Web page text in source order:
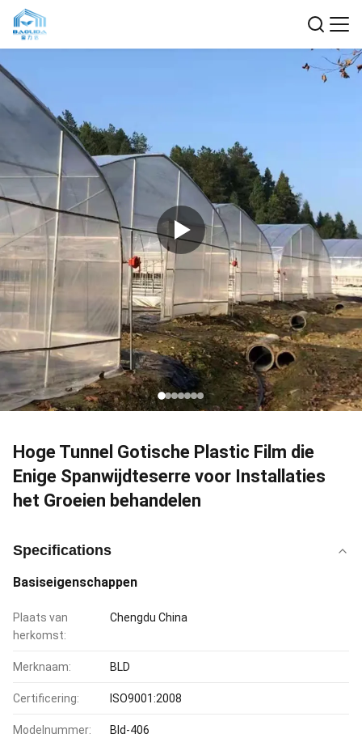
Hoge Tunnel Gotische Plastic Film die
Enige Spanwijdteserre voor Installaties
het Groeien behandelen
Specifications
Basiseigenschappen
Plaats van
herkomst:
Chengdu China
Merknaam: BLD
Certificering: ISO9001:2008
Modelnummer: Bld-406